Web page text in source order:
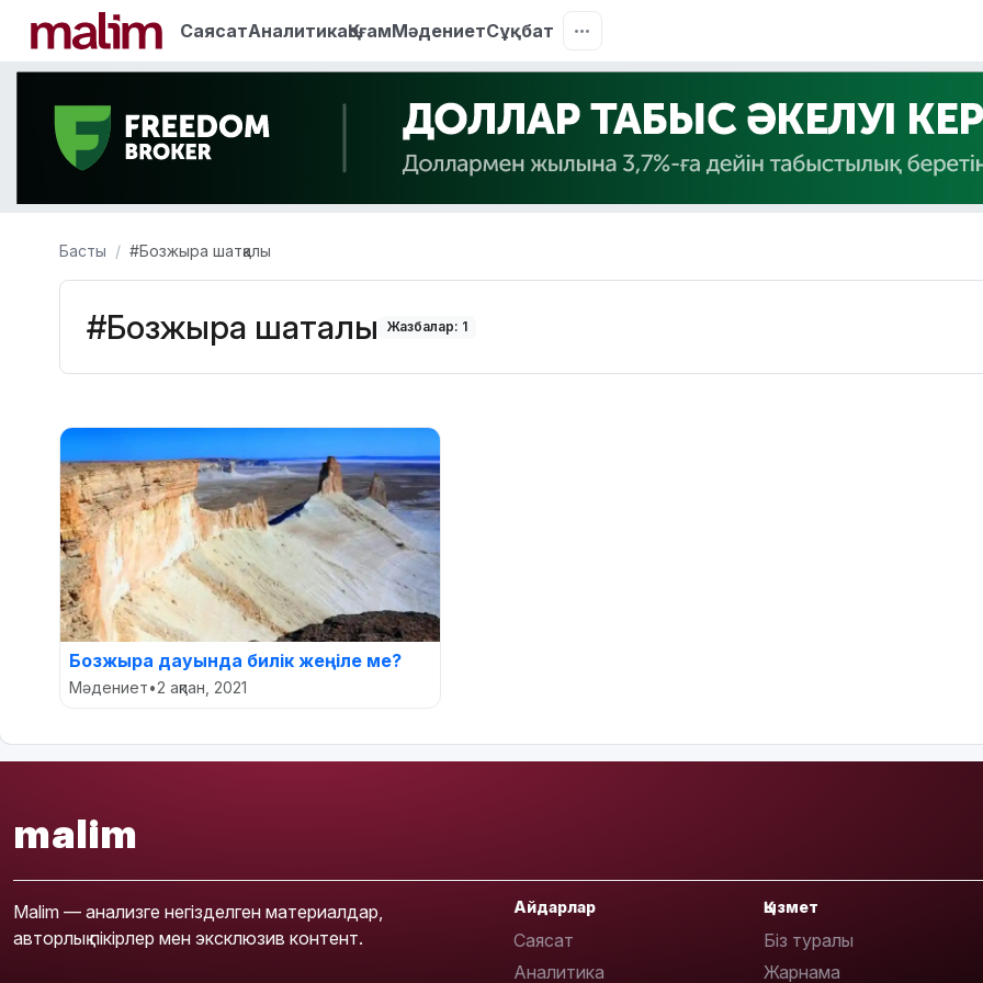
СаясатАналитикаҚоғамМәдениетСұқбат
Басты #Бозжыра шатқалы
#Бозжыра шатқалы Жазбалар: 1
Бозжыра дауында билік жеңіле ме?
Мәдениет•2 ақпан, 2021
malim
Malim — анализге негізделген материалдар,
авторлық пікірлер мен эксклюзив контент.
Айдарлар
Саясат
Аналитика
Қызмет
Біз туралы
Жарнама